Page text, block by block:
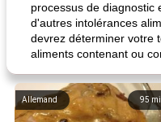
processus de diagnostic
d'autres intolérances
devrez déterminer votre
aliments contenant ou
95
Allemand